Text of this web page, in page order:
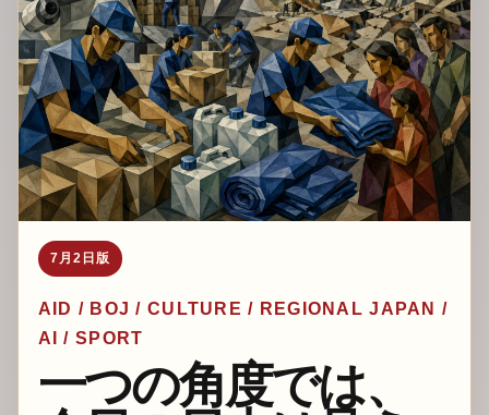
7月2日版
AID / BOJ / CULTURE / REGIONAL JAPAN /
AI / SPORT
一つの角度では、